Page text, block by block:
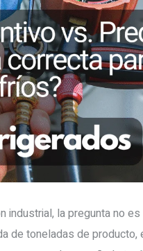
la pregunta no
de toneladas de